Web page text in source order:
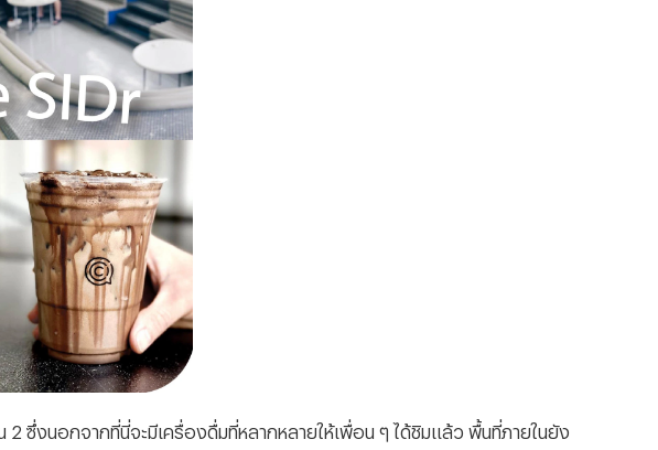
ซึ่งนอกจากที่นี่จะมีเครื่องดื่มที่หลากหลายให้เพื่อน ๆ ได้ชิมแล้ว พื้นที่ภายในยัง